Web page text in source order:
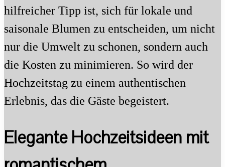
hilfreicher Tipp ist, sich für lokale und
saisonale Blumen zu entscheiden, um nicht
nur die Umwelt zu schonen, sondern auch
die Kosten zu minimieren. So wird der
Hochzeitstag zu einem authentischen
Erlebnis, das die Gäste begeistert.
Elegante Hochzeitsideen mit